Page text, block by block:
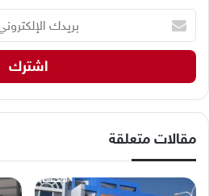
ي
ك
ا
إ
ت
مقالات متعلقة